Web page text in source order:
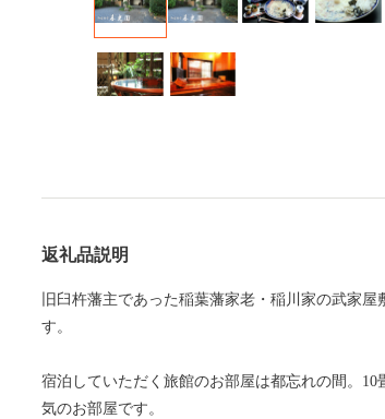
返礼品説明
旧臼杵藩主であった稲葉藩家老・稲川家の武家
す。
宿泊していただく旅館のお部屋は都忘れの間。
気のお部屋です。